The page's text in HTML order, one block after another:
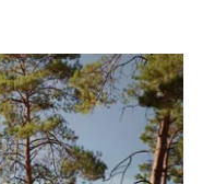
Piotrem...